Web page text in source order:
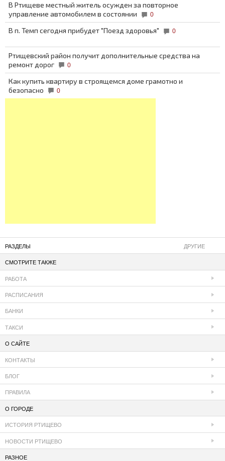
В Ртищеве местный житель осужден за повторное
управление автомобилем в состоянии
0
В п. Темп сегодня прибудет "Поезд здоровья" 0
Ртищевский район получит дополнительные средства на
ремонт дорог
0
Как купить квартиру в строящемся доме грамотно и
безопасно
0
ДРУГИЕ
РАЗДЕЛЫ
СМОТРИТЕ ТАКЖЕ
РАБОТА
РАСПИСАНИЯ
БАНКИ
ТАКСИ
О САЙТЕ
КОНТАКТЫ
БЛОГ
ПРАВИЛА
О ГОРОДЕ
ИСТОРИЯ РТИЩЕВО
НОВОСТИ РТИЩЕВО
РАЗНОЕ